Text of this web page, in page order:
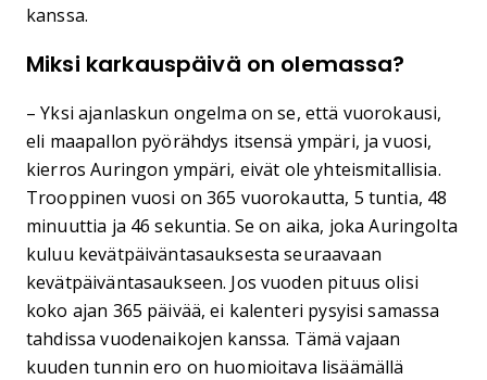
kanssa.
Miksi karkauspäivä on olemassa?
– Yksi ajanlaskun ongelma on se, että vuorokausi,
eli maapallon pyörähdys itsensä ympäri, ja vuosi,
kierros Auringon ympäri, eivät ole yhteismitallisia.
Trooppinen vuosi on 365 vuorokautta, 5 tuntia, 48
minuuttia ja 46 sekuntia. Se on aika, joka Auringolta
kuluu kevätpäiväntasauksesta seuraavaan
kevätpäiväntasaukseen. Jos vuoden pituus olisi
koko ajan 365 päivää, ei kalenteri pysyisi samassa
tahdissa vuodenaikojen kanssa. Tämä vajaan
kuuden tunnin ero on huomioitava lisäämällä